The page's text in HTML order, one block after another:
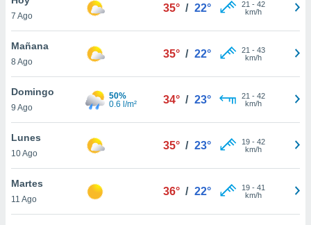
en
más
nuestra
de
7 Ago
35° / 22° 21 - 42
km/h
Mañana
8 Ago
35° / 22° 21 - 43
km/h
Domingo
9 Ago
50%
0.6 l/m²
34° / 23° 21 - 42
km/h
Lunes
10 Ago
35° / 23° 19- 42
km/h
Martes
11 Ago
36° / 22° 19- 41
km/h